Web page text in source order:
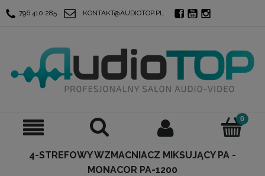
796 410 285 KONTAKT@AUDIOTOP.PL
4-STREFOWY WZMACNIACZ MIKSUJĄCY PA -
MONACOR PA-1200